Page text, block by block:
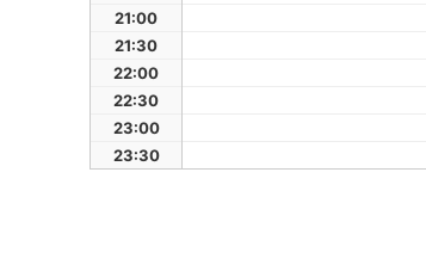
21:00
21:30
22:00
22:30
23:00
23:30